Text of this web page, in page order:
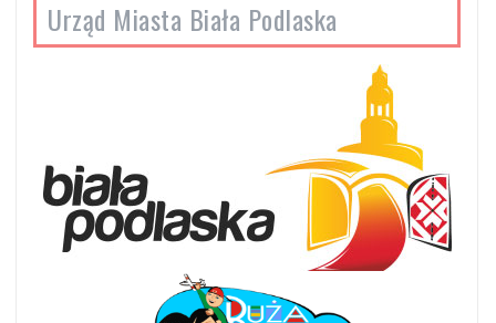
Urząd Miasta Biała Podlaska